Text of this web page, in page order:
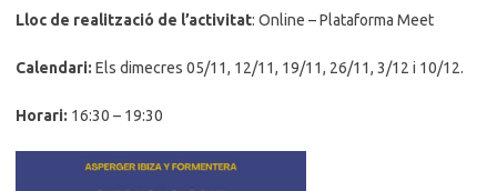
Lloc de realització de l’activitat: Online – Plataforma Meet
Calendari: Els dimecres 05/11, 12/11, 19/11, 26/11, 3/12 i 10/12.
Horari: 16:30 – 19:30